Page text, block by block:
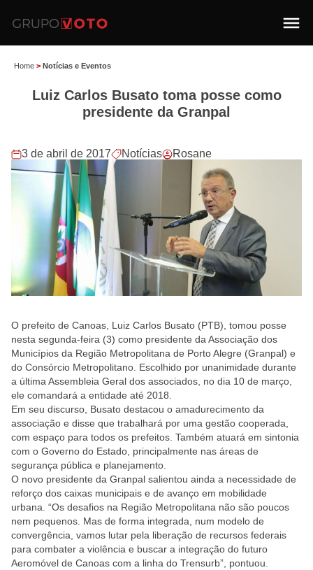
Home > Notícias e Eventos
Luiz Carlos Busato toma posse como
presidente da Granpal
3 de abril de 2017 Notícias Rosane
O prefeito de Canoas, Luiz Carlos Busato (PTB), tomou posse
nesta segunda-feira (3) como presidente da Associação dos
Municípios da Região Metropolitana de Porto Alegre (Granpal) e
do Consórcio Metropolitano. Escolhido por unanimidade durante
a última Assembleia Geral dos associados, no dia 10 de março,
ele comandará a entidade até 2018.
Em seu discurso, Busato destacou o amadurecimento da
associação e disse que trabalhará por uma gestão cooperada,
com espaço para todos os prefeitos. Também atuará em sintonia
com o Governo do Estado, principalmente nas áreas de
segurança pública e planejamento.
O novo presidente da Granpal salientou ainda a necessidade de
reforço dos caixas municipais e de avanço em mobilidade
urbana. “Os desafios na Região Metropolitana não são poucos
nem pequenos. Mas de forma integrada, num modelo de
convergência, vamos lutar pela liberação de recursos federais
para combater a violência e buscar a integração do futuro
Aeromóvel de Canoas com a linha do Trensurb”, pontuou.